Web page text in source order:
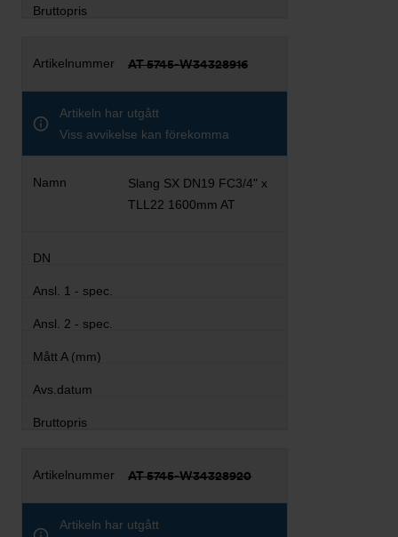
AT 5745-W34328916
Artikeln har utgått
Viss avvikelse kan förekomma
Slang SX DN19 FC3/4" x
TLL22 1600mm AT
AT 5745-W34328920
Artikeln har utgått